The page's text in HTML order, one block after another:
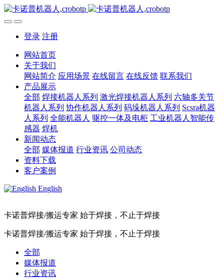
登录 注册
网站首页
关于我们
网站简介 应用场景 在线留言 在线反馈 联系我们
产品展示
全部 焊接机器人系列 激光焊接机器人系列 六轴多关节
机器人系列 协作机器人系列 码垛机器人系列 Scsra机器
人系列 全能机器人 驱控一体及电柜 工业机器人智能传
感器 焊机
新闻动态
全部 媒体报道 行业资讯 公司动态
资料下载
客户案例
English
卡诺普焊接/搬运专家 始于焊接，不止于焊接
卡诺普焊接/搬运专家 始于焊接，不止于焊接
全部
媒体报道
行业资讯